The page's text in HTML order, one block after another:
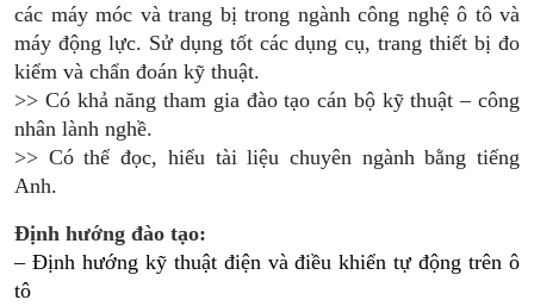
các máy móc và trang bị trong ngành công nghệ ô tô và
máy động lực. Sử dụng tốt các dụng cụ, trang thiết bị đo
kiểm và chẩn đoán kỹ thuật.
>> Có khả năng tham gia đào tạo cán bộ kỹ thuật – công
nhân lành nghề.
>> Có thể đọc, hiểu tài liệu chuyên ngành bằng tiếng
Anh.
Định hướng đào tạo:
– Định hướng kỹ thuật điện và điều khiển tự động trên ô
tô